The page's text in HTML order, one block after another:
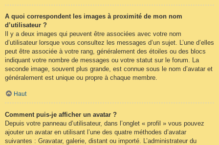
A quoi correspondent les images à proximité de mon nom
d’utilisateur ?
Il y a deux images qui peuvent être associées avec votre nom
d’utilisateur lorsque vous consultez les messages d’un sujet. L’une d’elles
peut être associée à votre rang, généralement des étoiles ou des blocs
indiquant votre nombre de messages ou votre statut sur le forum. La
seconde image, souvent plus grande, est connue sous le nom d’avatar et
généralement est unique ou propre à chaque membre.
Haut
Comment puis-je afficher un avatar ?
Depuis votre panneau d’utilisateur, dans l’onglet « profil » vous pouvez
ajouter un avatar en utilisant l’une des quatre méthodes d’avatar
suivantes : Gravatar, galerie, distant ou importé. L’administrateur du